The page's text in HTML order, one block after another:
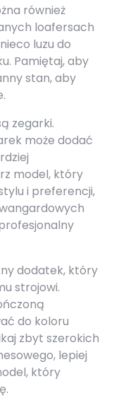
również
loafersach
luzu do
Pamiętaj, aby
stan, aby
zegarki.
może dodać
model, który
i preferencji,
dodatek, który
strojowi.
do koloru
zbyt szerokich
lepiej
który